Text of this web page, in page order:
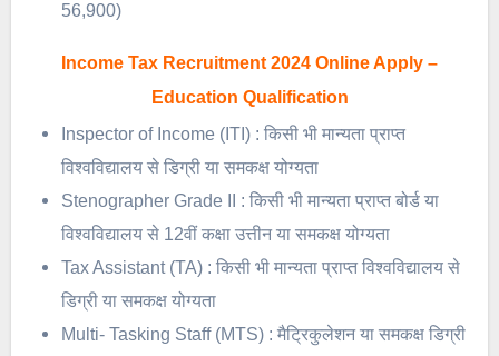
56,900)
Income Tax Recruitment 2024 Online Apply –
Education Qualification
Inspector of Income (ITI) : किसी भी मान्यता प्राप्त
विश्वविद्यालय से डिग्री या समकक्ष योग्यता
Stenographer Grade II : किसी भी मान्यता प्राप्त बोर्ड या
विश्वविद्यालय से 12वीं कक्षा उत्तीन या समकक्ष योग्यता
Tax Assistant (TA) : किसी भी मान्यता प्राप्त विश्वविद्यालय से
डिग्री या समकक्ष योग्यता
Multi- Tasking Staff (MTS) : मैट्रिकुलेशन या समकक्ष डिग्री